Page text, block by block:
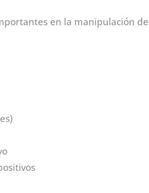
en la manipulación